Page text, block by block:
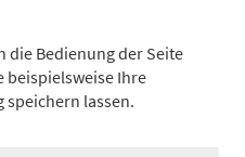
die Bedienung der Seite
beispielsweise Ihre
speichern lassen.